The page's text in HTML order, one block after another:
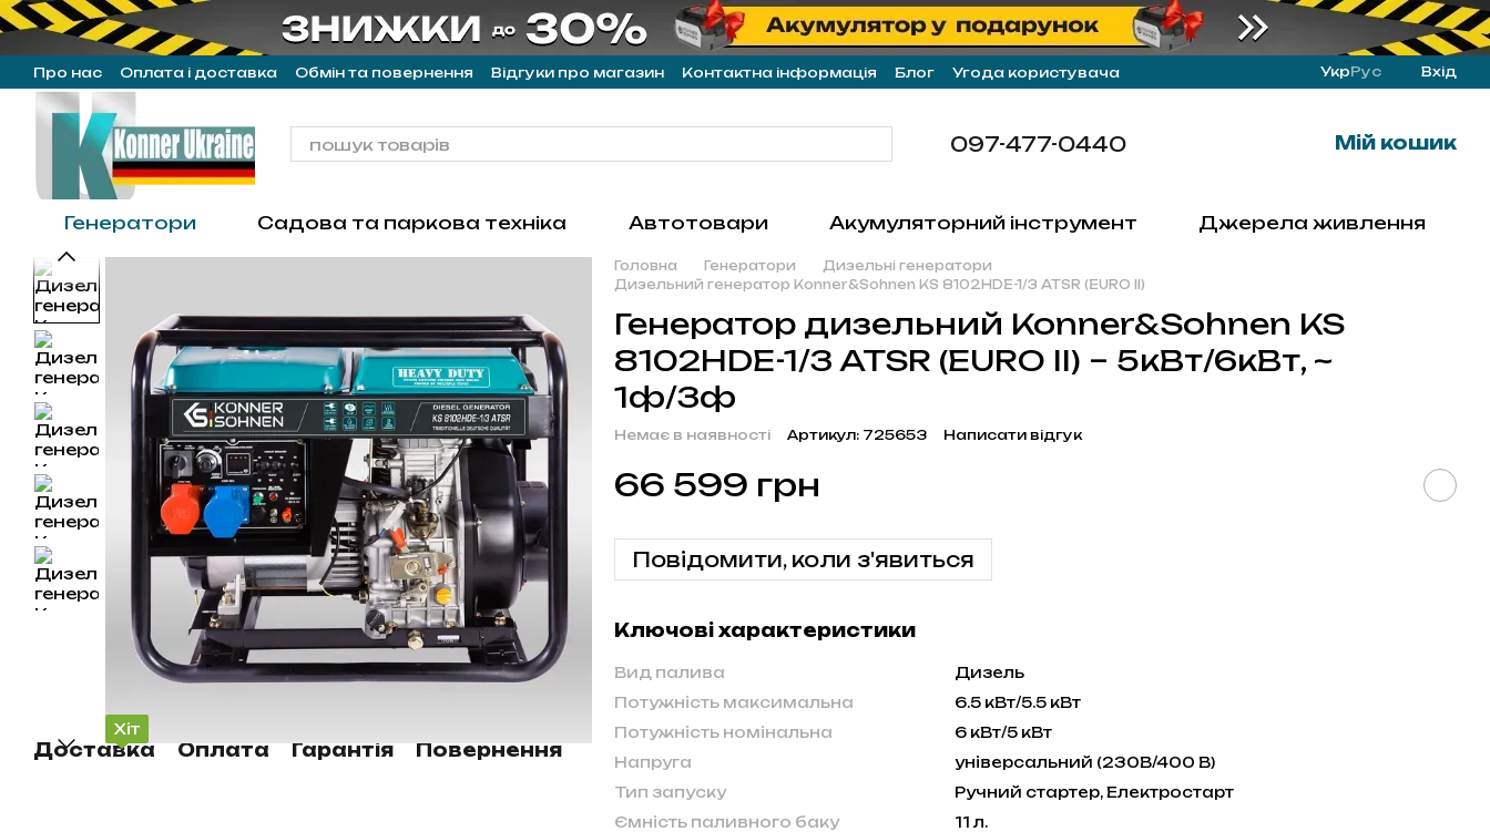
Перейти до основного контенту
Про нас Оплата і доставка Обмін та повернення Відгуки про магазин Контактна інформація Блог Угода користувача УкрРус Вхід
097-477-0440 Мій кошик
Генератори Садова та паркова техніка Автотовари Акумуляторний інструмент Джерела живлення
Хіт
Доставка Оплата Гарантія Повернення
Головна Генератори
Дизельні генератори
Дизельний генератор Konner&Sohnen KS 8102HDE-1/3 ATSR (EURO II)
Генератор дизельний Konner&Sohnen KS
8102HDE-1/3 ATSR (EURO II) – 5кВт/6кВт, ~
1ф/3ф
Немає в наявності Артикул: 725653 Написати відгук
66 599 грн
Повідомити, коли з'явиться
Ключові характеристики
Вид палива
Дизель
Потужність максимальна
6.5 кВт/5.5 кВт
Потужність номінальна
6 кВт/5 кВт
Напруга
універсальний (230В/400 В)
Тип запуску
Ручний стартер, Електростарт
Ємність паливного баку
11 л.